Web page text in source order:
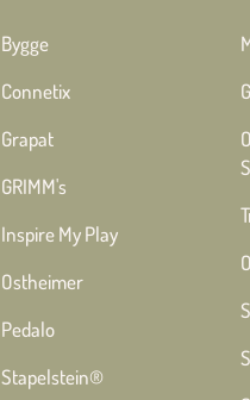
Bygge
Connetix
Grapat
GRIMM's
Inspire My Play
Ostheimer
Pedalo
Stapelstein®